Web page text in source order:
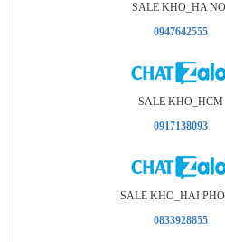
SALE KHO_HA
0947642555
SALE KHO_HCM
0917138093
SALE KHO_HAI
0833928855